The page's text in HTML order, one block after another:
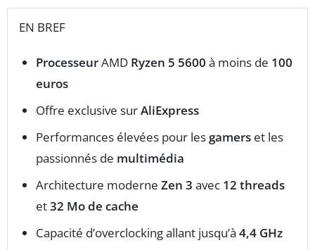
EN BREF
ProcesseurAMD Ryzen 5 5600 à moins de 100
euros
Offre exclusive surAliExpress
Performances élevées pour les gamers et les
passionnés de multimédia
Architecture moderne Zen 3 avec 12 threads
et32 Mo de cache
Capacité d’overclocking allant jusqu’à 4,4 GHz